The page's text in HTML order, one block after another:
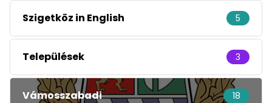
Szigetköz in English 5
Települések 3
Vámosszabadi 18